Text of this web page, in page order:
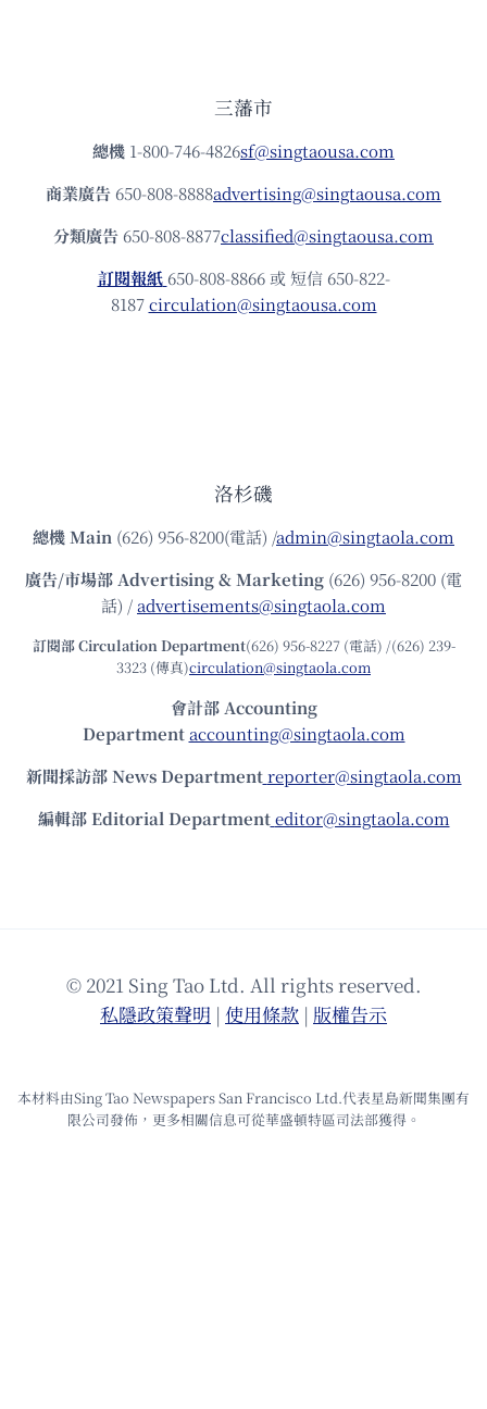
三藩市
總機 1-800-746-4826sf@singtaousa.com
商業廣告 650-808-8888advertising@singtaousa.com
分類廣告 650-808-8877classified@singtaousa.com
訂閱報紙 650-808-8866 或 短信 650-822-
8187circulation@singtaousa.com
洛杉磯
總機Main (626) 956-8200(電話) /admin@singtaola.com
廣告/市場部Advertising & Marketing (626) 956-8200 (電
話) /advertisements@singtaola.com
訂閱部 Circulation Department(626) 956-8227 (電話) /(626) 239-
3323 (傳真)circulation@singtaola.com
會計部 Accounting
Department accounting@singtaola.com
新聞採訪部 News Department reporter@singtaola.com
編輯部 Editorial Department editor@singtaola.com
© 2021 Sing Tao Ltd. All rights reserved.
私隱政策聲明 | 使⽤條款 | 版權告⽰
本材料由Sing Tao Newspapers San Francisco Ltd.代表星島新聞集團有
限公司發佈，更多相關信息可從華盛頓特區司法部獲得。